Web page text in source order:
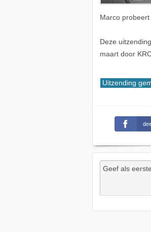
Marco
Deze
maart door
Uitzending